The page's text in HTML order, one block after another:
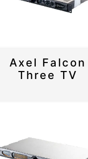
Axel Falcon
Three TV